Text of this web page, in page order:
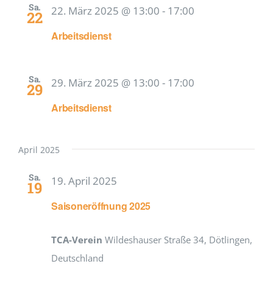
Sa.
22
Arbeitsdienst
22. März 2025 @ 13:00 - 17:00
Sa.
29
Arbeitsdienst
29. März 2025 @ 13:00 - 17:00
April 2025
Sa.
19
Saisoneröffnung 2025
19. April 2025
TCA-Verein Wildeshauser Straße 34, Dötlingen,
Deutschland